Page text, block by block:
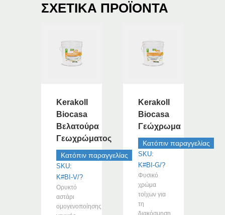
ΣΧΕΤΙΚΆ ΠΡΟΪΌΝΤΑ
Kerakoll
Biocasa
Βελατούρα
Γεωχρώματος
Κατόπιν παραγγελίας
SKU:
K#BI-V/?
Ορυκτό
αστάρι
ομογενοποίησης
Kerakoll
Biocasa
Γεώχρωμα
Κατόπιν παραγγελίας
SKU:
K#BI-G/?
Φυσικό
χρώμα
τοίχων για
τη
διακόσμηση